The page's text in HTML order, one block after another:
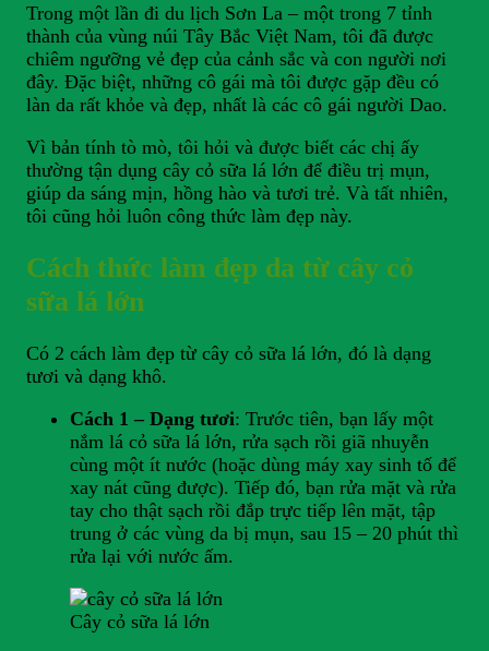
Trong một lần đi du lịch Sơn La – một trong 7 tỉnh
thành của vùng núi Tây Bắc Việt Nam, tôi đã được
chiêm ngưỡng vẻ đẹp của cảnh sắc và con người nơi
đây. Đặc biệt, những cô gái mà tôi được gặp đều có
làn da rất khỏe và đẹp, nhất là các cô gái người Dao.
Vì bản tính tò mò, tôi hỏi và được biết các chị ấy
thường tận dụng cây cỏ sữa lá lớn để điều trị mụn,
giúp da sáng mịn, hồng hào và tươi trẻ. Và tất nhiên,
tôi cũng hỏi luôn công thức làm đẹp này.
Cách thức làm đẹp da từ cây cỏ
sữa lá lớn
Có 2 cách làm đẹp từ cây cỏ sữa lá lớn, đó là dạng
tươi và dạng khô.
Cách 1 – Dạng tươi: Trước tiên, bạn lấy một
nắm lá cỏ sữa lá lớn, rửa sạch rồi giã nhuyễn
cùng một ít nước (hoặc dùng máy xay sinh tố để
xay nát cũng được). Tiếp đó, bạn rửa mặt và rửa
tay cho thật sạch rồi đắp trực tiếp lên mặt, tập
trung ở các vùng da bị mụn, sau 15 – 20 phút thì
rửa lại với nước ấm.
Cây cỏ sữa lá lớn